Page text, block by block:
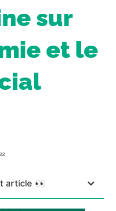
sur
et le
article 👀